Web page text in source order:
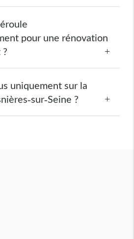
pour une rénovation
uniquement sur la
sur-Seine ?